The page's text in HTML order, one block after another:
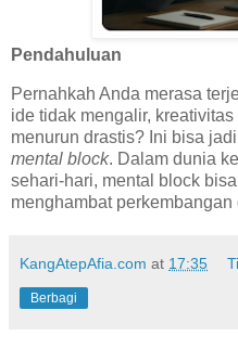
Pendahuluan
Pernahkah Anda merasa
ide tidak mengalir,
menurun drastis? Ini bisa
mental block. Dalam dunia
sehari-hari, mental block
menghambat
KangAtepAfia.com at 17:35
Berbagi